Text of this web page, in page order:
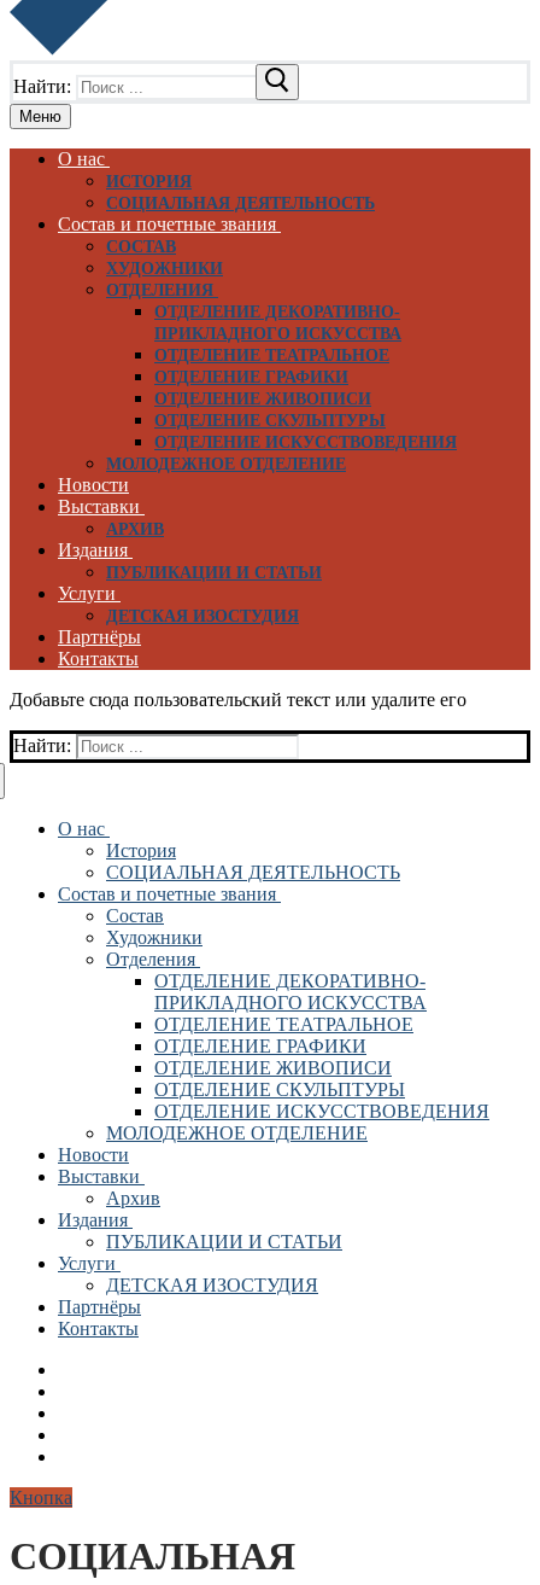
Найти:
Меню
О нас
ИСТОРИЯ
СОЦИАЛЬНАЯ ДЕЯТЕЛЬНОСТЬ
Состав и почетные звания
СОСТАВ
ХУДОЖНИКИ
ОТДЕЛЕНИЯ
ОТДЕЛЕНИЕ ДЕКОРАТИВНО-
ПРИКЛАДНОГО ИСКУССТВА
ОТДЕЛЕНИЕ ТЕАТРАЛЬНОЕ
ОТДЕЛЕНИЕ ГРАФИКИ
ОТДЕЛЕНИЕ ЖИВОПИСИ
ОТДЕЛЕНИЕ СКУЛЬПТУРЫ
ОТДЕЛЕНИЕ ИСКУССТВОВЕДЕНИЯ
МОЛОДЕЖНОЕ ОТДЕЛЕНИЕ
Новости
Выставки
АРХИВ
Издания
ПУБЛИКАЦИИ И СТАТЬИ
Услуги
ДЕТСКАЯ ИЗОСТУДИЯ
Партнёры
Контакты
Добавьте сюда пользовательский текст или удалите его
Найти:
О нас
История
СОЦИАЛЬНАЯ ДЕЯТЕЛЬНОСТЬ
Состав и почетные звания
Состав
Художники
Отделения
ОТДЕЛЕНИЕ ДЕКОРАТИВНО-
ПРИКЛАДНОГО ИСКУССТВА
ОТДЕЛЕНИЕ ТЕАТРАЛЬНОЕ
ОТДЕЛЕНИЕ ГРАФИКИ
ОТДЕЛЕНИЕ ЖИВОПИСИ
ОТДЕЛЕНИЕ СКУЛЬПТУРЫ
ОТДЕЛЕНИЕ ИСКУССТВОВЕДЕНИЯ
МОЛОДЕЖНОЕ ОТДЕЛЕНИЕ
Новости
Выставки
Архив
Издания
ПУБЛИКАЦИИ И СТАТЬИ
Услуги
ДЕТСКАЯ ИЗОСТУДИЯ
Партнёры
Контакты
Кнопка
СОЦИАЛЬНАЯ